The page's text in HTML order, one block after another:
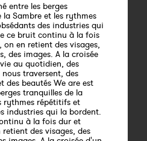
entre les berges
la Sambre et les rythmes
des industries qui
ce bruit continu à la fois
en retient des visages,
des images. A la croisée
au quotidien, des
traversent, des
des beautés We are est
tranquilles de la
rythmes répétitifs et
industries qui la bordent.
à la fois dur et
des visages, des